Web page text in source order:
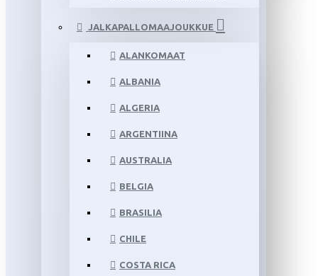
JALKAPALLOMAAJOUKKUE
ALANKOMAAT
ALBANIA
ALGERIA
ARGENTIINA
AUSTRALIA
BELGIA
BRASILIA
CHILE
COSTA RICA